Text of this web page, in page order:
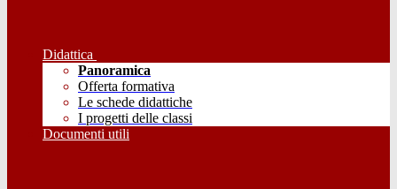
Didattica
Panoramica
Offerta formativa
Le schede didattiche
I progetti delle classi
Documenti utili